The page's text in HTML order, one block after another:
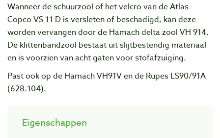
Wanneer de schuurzool of het velcro van de Atlas
Copco VS 11 D is versleten of beschadigd, kan deze
worden vervangen door de Hamach delta zool VH 914.
De klittenbandzool bestaat uit slijtbestendig materiaal
en is voorzien van acht gaten voor stofafzuiging.
Past ook op de Hamach VH91V en de Rupes LS90/91A
(628.104).
Eigenschappen